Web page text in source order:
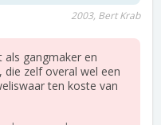
2003, Bert Krab
gangmaker en
zelf overal wel een
ten koste van